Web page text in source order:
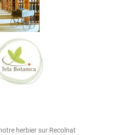
herbier sur Recolnat